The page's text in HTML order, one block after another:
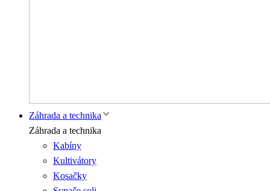
Záhrada a technika
Záhrada a technika
Kabíny
Kultivátory
Kosačky